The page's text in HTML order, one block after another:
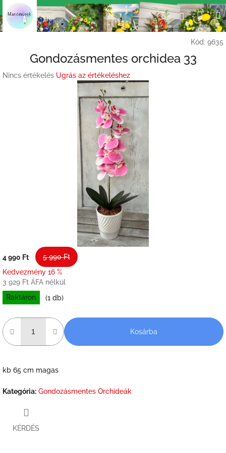
Ugrás
a
fő
Keresés
Kód: 9635
Gondozásmentes orchidea 33
A
Nincs értékelés Ugrás az értékeléshez
4 990 Ft
5 990 Ft
Kedvezmény 16 %
3 929 Ft ÁFA nélkül
Raktáron
(1 db)
Kosárba
kb 65 cm magas
Kategória: Gondozásmentes Orchideák
KÉRDÉS